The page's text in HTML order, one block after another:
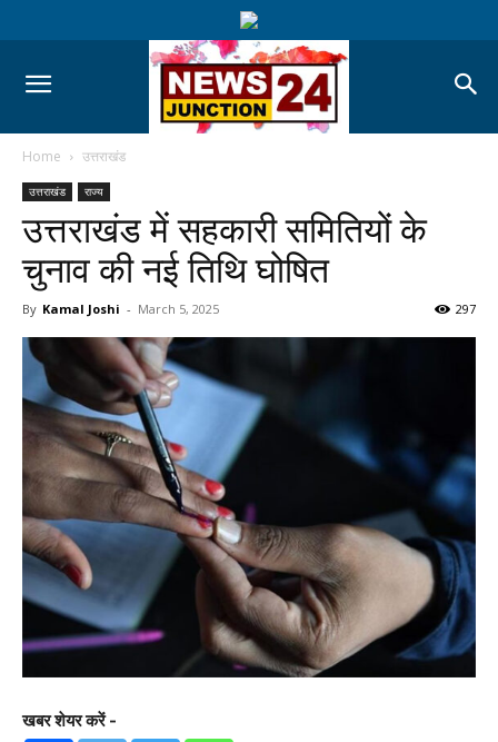
Home उत्तराखंड
उत्तराखंड राज्य
उत्तराखंड में सहकारी समितियों के
चुनाव की नई तिथि घोषित
By Kamal Joshi - March 5, 2025 297
खबर शेयर करें -